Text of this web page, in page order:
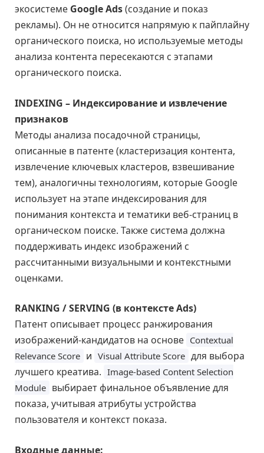
экосистеме Google Ads(создание и показ
рекламы). Он не относится напрямую к пайплайну
органического поиска, но используемые методы
анализа контента пересекаются с этапами
органического поиска.
INDEXING – Индексирование и извлечение
признаков
Методы анализа посадочной страницы,
описанные в патенте (кластеризация контента,
извлечение ключевых кластеров, взвешивание
тем), аналогичны технологиям, которые Google
использует на этапе индексирования для
понимания контекста и тематики веб-страниц в
органическом поиске. Также система должна
поддерживать индекс изображений с
рассчитанными визуальными и контекстными
оценками.
RANKING / SERVING (в контексте Ads)
Патент описывает процесс ранжирования
изображений-кандидатов на основе Contextual
Relevance Score и Visual Attribute Score для выбора
лучшего креатива. Image-based Content Selection
Module выбирает финальное объявление для
показа, учитывая атрибуты устройства
пользователя и контекст показа.
Входные данные: